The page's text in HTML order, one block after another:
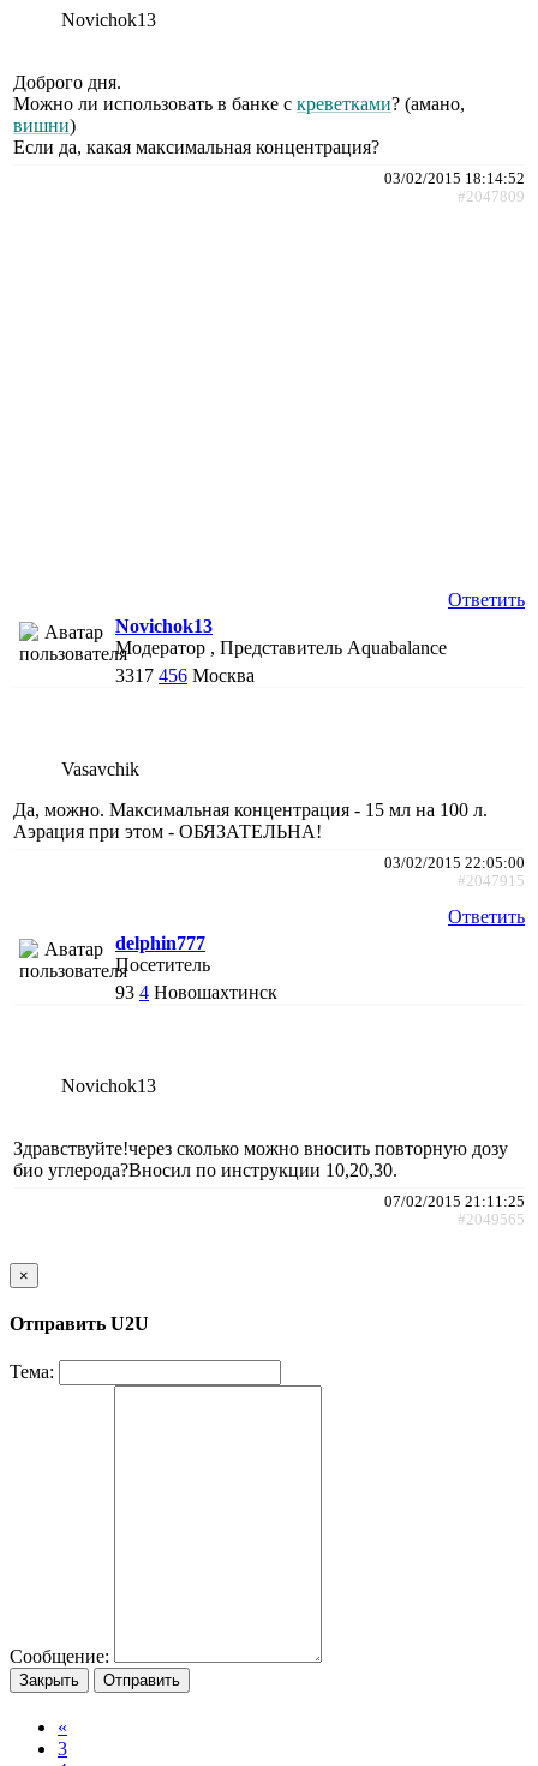
Novichok13
Доброго дня.
Можно ли использовать в банке с креветками? (амано,
вишни)
Если да, какая максимальная концентрация?
03/02/2015 18:14:52
#2047809
Ответить
Novichok13
Модератор , Представитель Aquabalance
3317 456 Москва
Vasavchik
Да, можно. Максимальная концентрация - 15 мл на 100 л.
Аэрация при этом - ОБЯЗАТЕЛЬНА!
03/02/2015 22:05:00
#2047915
Ответить
delphin777
Посетитель
93 4 Новошахтинск
Novichok13
Здравствуйте!через сколько можно вносить повторную дозу
био углерода?Вносил по инструкции 10,20,30.
07/02/2015 21:11:25
#2049565
×
Отправить U2U
Тема:
Сообщение:
Закрыть Отправить
«
3